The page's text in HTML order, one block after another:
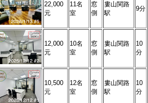
22,000
元
11名
室
窓
側
婁山関路
駅
9分
12,000
元
10名
室
窓
側
婁山関路
駅
10
分
10,500
元
12名
室
窓
側
婁山関路
駅
10
分